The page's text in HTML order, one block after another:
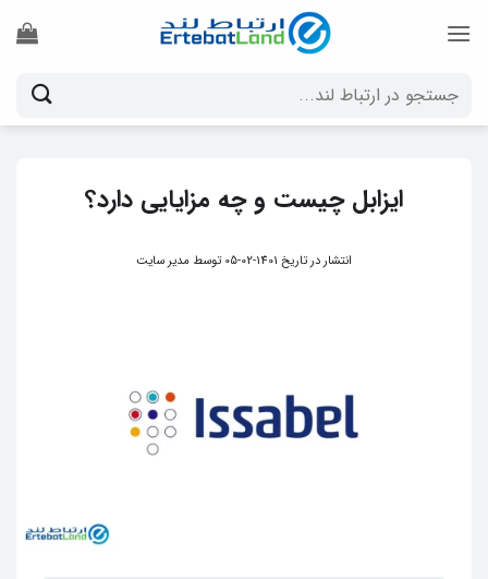
جستجو
برای:
ایزابل چیست و چه مزایایی دارد؟
انتشار در تاریخ 1401-02-05 توسط مدیر سایت